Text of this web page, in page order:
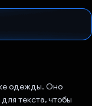
одежды. Оно
текста, чтобы